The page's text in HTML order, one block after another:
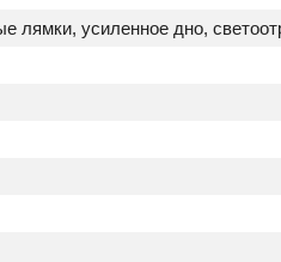
лямки, усиленное дно,